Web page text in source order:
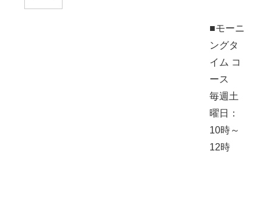
■モーニ
ングタ
イム コ
ース
毎週土
曜日：
10時～
12時